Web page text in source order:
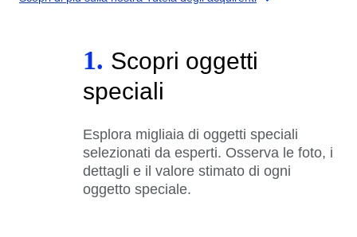
1. Scopri oggetti
speciali
Esplora migliaia di oggetti speciali
selezionati da esperti. Osserva le foto, i
dettagli e il valore stimato di ogni
oggetto speciale.